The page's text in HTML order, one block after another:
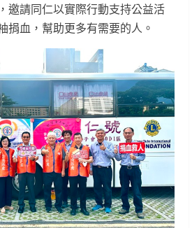
邀請同仁以實際行動支持公益活
捐血，幫助更多有需要的人。